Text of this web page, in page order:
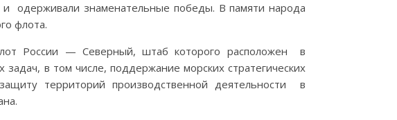
одерживали знаменательные победы. В памяти народа
флота.
России — Северный, штаб которого расположен в
в том числе, поддержание морских стратегических
территорий производственной деятельности в